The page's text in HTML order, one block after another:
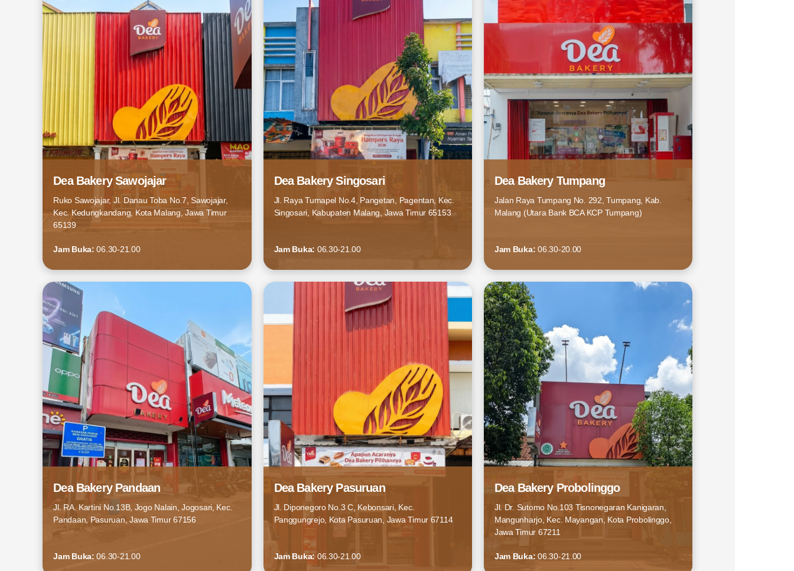
Dea Bakery Sawojajar
Ruko Sawojajar, Jl. Danau Toba No.7, Sawojajar,
Kec. Kedungkandang, Kota Malang, Jawa Timur
65139
Jam Buka: 06.30-21.00
Dea Bakery Singosari
Jl. Raya Tumapel No.4, Pangetan, Pagentan, Kec.
Singosari, Kabupaten Malang, Jawa Timur 65153
Jam Buka: 06.30-21.00
Dea Bakery Tumpang
Jalan Raya Tumpang No. 292, Tumpang, Kab.
Malang (Utara Bank BCA KCP Tumpang)
Jam Buka: 06.30-20.00
Dea Bakery Pandaan
Jl. RA. Kartini No.13B, Jogo Nalain, Jogosari, Kec.
Pandaan, Pasuruan, Jawa Timur 67156
Jam Buka: 06.30-21.00
Dea Bakery Pasuruan
Jl. Diponegoro No.3 C, Kebonsari, Kec.
Panggungrejo, Kota Pasuruan, Jawa Timur 67114
Jam Buka:06.30-21.00
Dea Bakery Probolinggo
Jl. Dr. Sutomo No.103 Tisnonegaran Kanigaran,
Mangunharjo, Kec. Mayangan, Kota Probolinggo,
Jawa Timur 67211
Jam Buka: 06.30-21.00